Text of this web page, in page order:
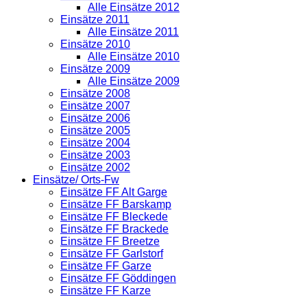
Alle Einsätze 2012
Einsätze 2011
Alle Einsätze 2011
Einsätze 2010
Alle Einsätze 2010
Einsätze 2009
Alle Einsätze 2009
Einsätze 2008
Einsätze 2007
Einsätze 2006
Einsätze 2005
Einsätze 2004
Einsätze 2003
Einsätze 2002
Einsätze/ Orts-Fw
Einsätze FF Alt Garge
Einsätze FF Barskamp
Einsätze FF Bleckede
Einsätze FF Brackede
Einsätze FF Breetze
Einsätze FF Garlstorf
Einsätze FF Garze
Einsätze FF Göddingen
Einsätze FF Karze